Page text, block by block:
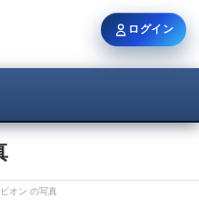
オン の写真
ログイン